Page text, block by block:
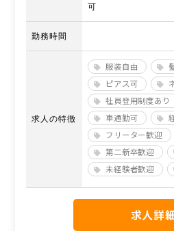
可
勤務時間
求人の特徴
服装自由
ピアス可
社員登用制度あり
車通勤可
フリーター歓迎
第二新卒歓迎
未経験者歓迎
求人詳